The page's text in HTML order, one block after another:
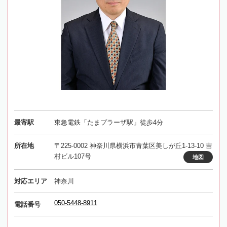
最寄駅 東急電鉄「たまプラーザ駅」徒歩4分
所在地
〒225-0002 神奈川県横浜市青葉区美しが丘1-13-10 吉
村ビル107号
地図
対応エリア 神奈川
電話番号 050-5448-8911